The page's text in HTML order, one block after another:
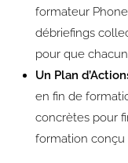
formateur
débriefings
pour que
Un Plan
en fin de
concrètes pour
formation conçu